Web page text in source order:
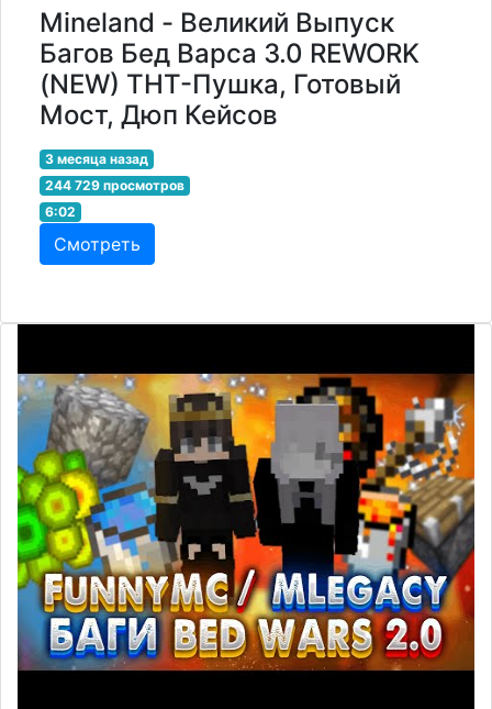
Mineland - Великий Выпуск
Багов Бед Варса 3.0 REWORK
(NEW) ТНТ-Пушка, Готовый
Мост, Дюп Кейсов
3 месяца назад
244 729 просмотров
6:02
Смотреть